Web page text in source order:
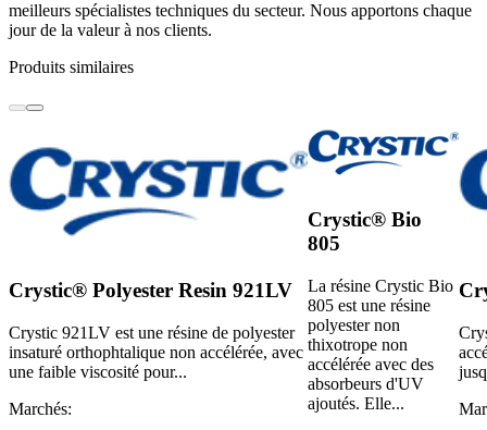
meilleurs spécialistes techniques du secteur. Nous apportons chaque
jour de la valeur à nos clients.
Produits similaires
Crystic® Polyester Resin 921LV
Crystic 921LV est une résine de polyester
insaturé orthophtalique non accélérée, avec
une faible viscosité pour...
Marchés:
Crystic® Bio
805
La résine Crystic Bio
805 est une résine
polyester non
thixotrope non
accélérée avec des
absorbeurs d'UV
ajoutés. Elle...